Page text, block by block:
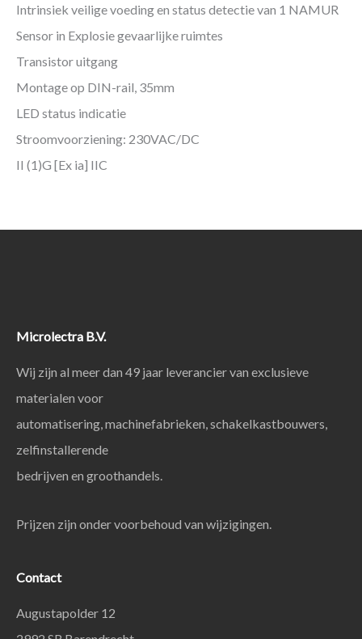
Intrinsiek veilige voeding en status detectie van 1 NAMUR
Sensor in Explosie gevaarlijke ruimtes
Transistor uitgang
Montage op DIN-rail, 35mm
LED status indicatie
Stroomvoorziening: 230VAC/DC
II (1)G [Ex ia] IIC
Microlectra B.V.
Wij zijn al meer dan 49 jaar leverancier van exclusieve
materialen voor
automatisering, machinefabrieken, schakelkastbouwers,
zelfinstallerende
bedrijven en groothandels.
Prijzen zijn onder voorbehoud van wijzigingen.
Contact
Augustapolder 12